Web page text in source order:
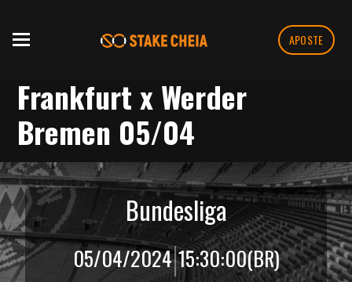
APOSTE
Frankfurt x Werder
Bremen 05/04
Bundesliga
05/04/2024|15:30:00(BR)